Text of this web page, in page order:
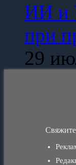
ИИ и
при
29